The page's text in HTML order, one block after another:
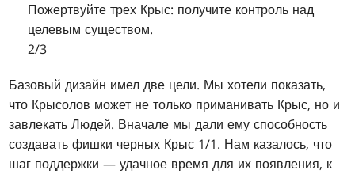
Пожертвуйте трех Крыс: получите контроль над
целевым существом.
2/3
Базовый дизайн имел две цели. Мы хотели показать,
что Крысолов может не только приманивать Крыс, но и
завлекать Людей. Вначале мы дали ему способность
создавать фишки черных Крыс 1/1. Нам казалось, что
шаг поддержки — удачное время для их появления, к